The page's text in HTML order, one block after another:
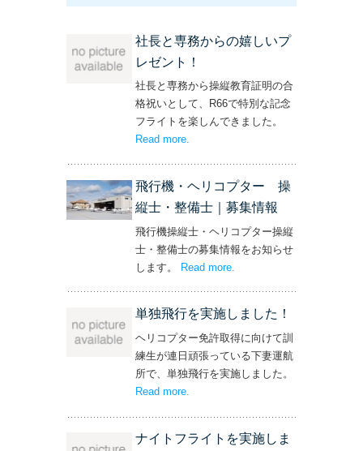
社長と専務からの嬉しいプ
レゼント！
社長と専務から操縦教育証明の合
格祝いとして、R66で特別な記念
フライトを楽しんできました。
Read more– ‘社長と専務からの嬉しいプレゼン
.
飛行機・ヘリコプター 操
縦士・整備士｜募集情報
飛行機操縦士・ヘリコプター操縦
士・整備士の募集情報をお知らせ
します。 Read more
単独飛行を実施しました！
ヘリコプター免許取得に向けて訓
練生が連日頑張っている下妻運航
所で、単独飛行を実施しました。
Read more– ‘単独飛行を実施しました！’
.
ナイトフライトを実施しま